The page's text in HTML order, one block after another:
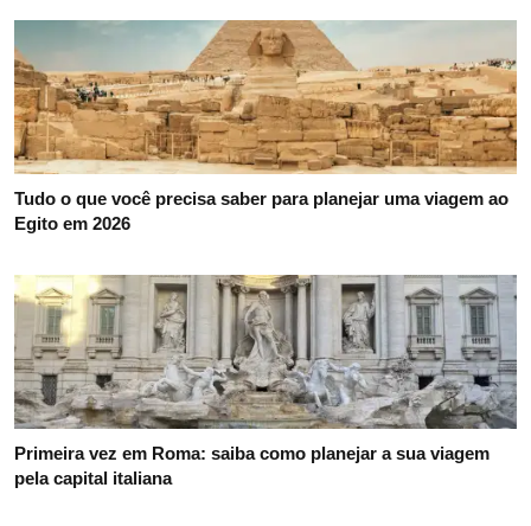
Tudo o que você precisa saber para planejar uma viagem ao
Egito em 2026
Primeira vez em Roma: saiba como planejar a sua viagem
pela capital italiana